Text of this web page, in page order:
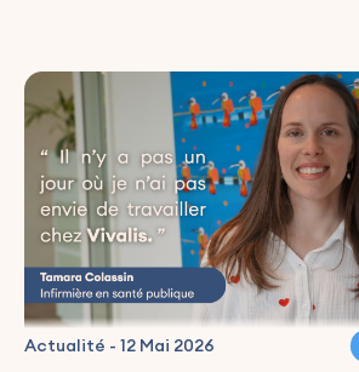
Actualité - 12 Mai 2026